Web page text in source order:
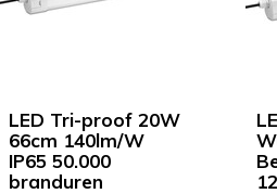
LED Tri-proof 20W
66cm 140lm/W
IP65 50.000
branduren